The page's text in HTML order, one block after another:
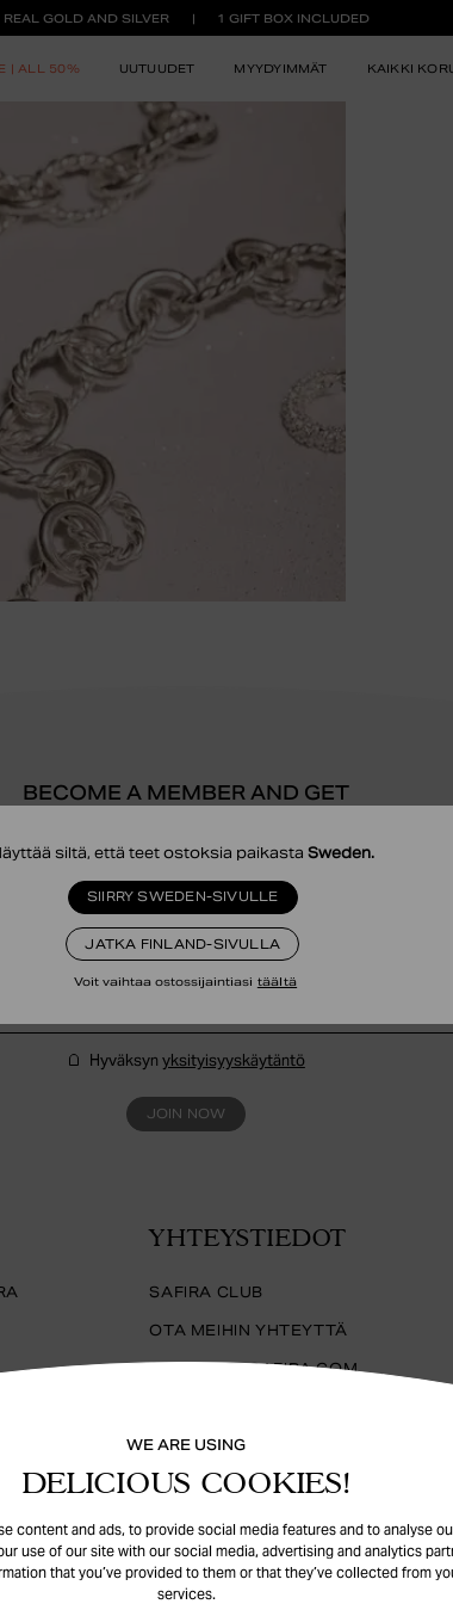
WE ARE USING
DELICIOUS COOKIES!
content and ads, to provide social media features and to analyse
use of our site with our social media, advertising and analytics
that you’ve provided to them or that they’ve collected from
services.
siltä, että teet ostoksia paikasta Sweden.
SIIRRY SWEDEN-SIVULLE
JATKA FINLAND-SIVULLA
Voit vaihtaa ostossijaintiasi täältä
REAL GOLD AND SILVER 1 GIFT BOX INCLUDED
| ALL 50% UUTUUDET MYYDYIMMÄT KAIKKI
BECOME A MEMBER AND GET
10% DISCOUNT
a gift on your birthday. *Not valid on Fine Jewellery and
Hyväksyn yksityisyyskäytäntö
JOIN NOW
YHTEYSTIEDOT
SAFIRA CLUB
OTA MEIHIN YHTEYTTÄ
SUPPORT@SAFIRA.COM